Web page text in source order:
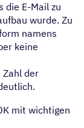
die E-Mail zu
wurde. Zu
namens
keine
Zahl der
mit wichtigen